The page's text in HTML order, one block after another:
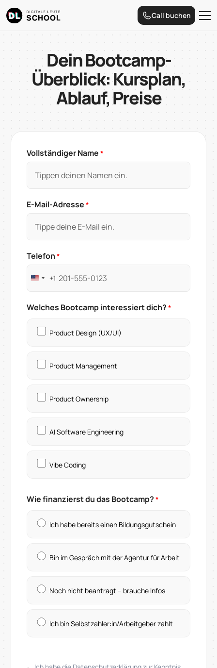
Call buchen
Dein Bootcamp-
Überblick: Kursplan,
Ablauf, Preise
Vollständiger Name *
E-Mail-Adresse *
Telefon *
United
+1
Welches Bootcamp interessiert dich? *
Product Design (UX/UI)
Product Management
Product Ownership
AI Software Engineering
Vibe Coding
Wie finanzierst du das Bootcamp? *
Ich habe bereits einen Bildungsgutschein
Bin im Gespräch mit der Agentur für Arbeit
Noch nicht beantragt – brauche Infos
Ich bin Selbstzahler:in/Arbeitgeber zahlt